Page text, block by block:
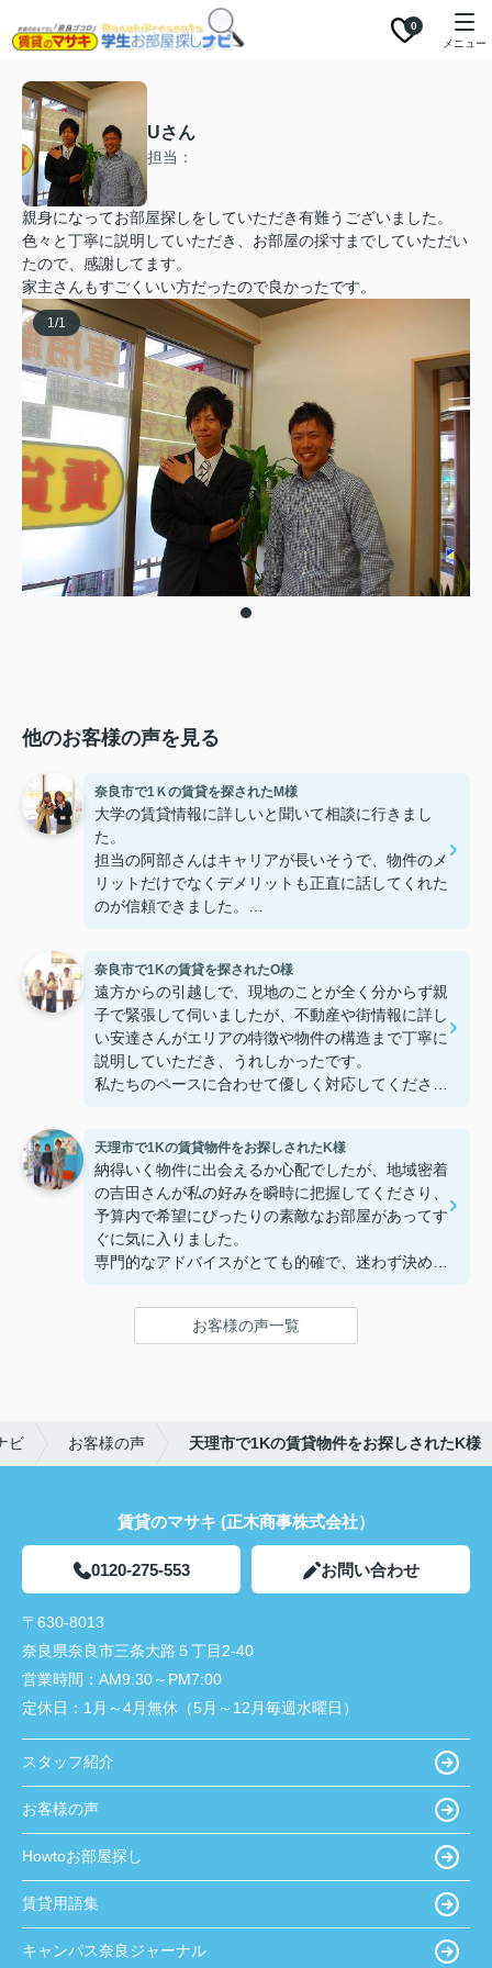
0
メニュー
Uさん
担当：
親身になってお部屋探しをしていただき有難うございました。
色々と丁寧に説明していただき、お部屋の採寸までしていただい
たので、感謝してます。
家主さんもすごくいい方だったので良かったです。
1/1
他のお客様の声を見る
奈良市で1Ｋの賃貸を探されたM様
大学の賃貸情報に詳しいと聞いて相談に行きまし
た。
担当の阿部さんはキャリアが長いそうで、物件のメ
リットだけでなくデメリットも正直に話してくれた
のが信頼できました。
す。
奈良市で1Kの賃貸を探されたO様
遠方からの引越しで、現地のことが全く分からず親
子で緊張して伺いましたが、不動産や街情報に詳し
い安達さんがエリアの特徴や物件の構造まで丁寧に
説明していただき、うれしかったです。
私たちのペースに合わせて優しく対応してくださっ
り、感謝しています。安達さん、ありがとうござい
ました！
天理市で1Kの賃貸物件をお探しされたK様
納得いく物件に出会えるか心配でしたが、地域密着
の吉田さんが私の好みを瞬時に把握してくださり、
予算内で希望にぴったりの素敵なお部屋があってす
ぐに気に入りました。
専門的なアドバイスがとても的確で、迷わず決める
鍵の受け取りのときに、また元気(o・・o)/~お店に
お客様の声一覧
ビ お客様の声 天理市で1Kの賃貸物件をお探しされたK様
賃貸のマサキ (正木商事株式会社）
0120-275-553 お問い合わせ
〒630-8013
奈良県奈良市三条大路５丁目2-40
営業時間： AM9:30～PM7:00
定休日： 1月～4月無休（5月～12月毎週水曜日）
スタッフ紹介
お客様の声
Howtoお部屋探し
賃貸用語集
キャンパス奈良ジャーナル